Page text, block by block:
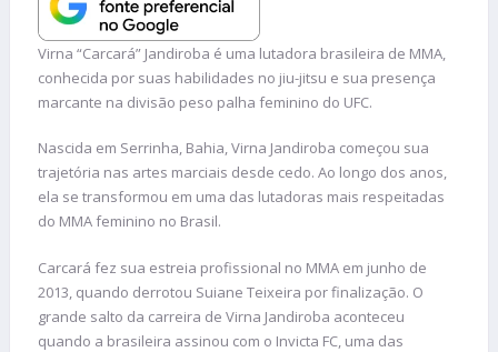
Virna “Carcará” Jandiroba é uma lutadora brasileira de MMA,
conhecida por suas habilidades no jiu-jitsu e sua presença
marcante na divisão peso palha feminino do UFC.
Nascida em Serrinha, Bahia, Virna Jandiroba começou sua
trajetória nas artes marciais desde cedo. Ao longo dos anos,
ela se transformou em uma das lutadoras mais respeitadas
do MMA feminino no Brasil.
Carcará fez sua estreia profissional no MMA em junho de
2013, quando derrotou Suiane Teixeira por finalização. O
grande salto da carreira de Virna Jandiroba aconteceu
quando a brasileira assinou com o Invicta FC, uma das